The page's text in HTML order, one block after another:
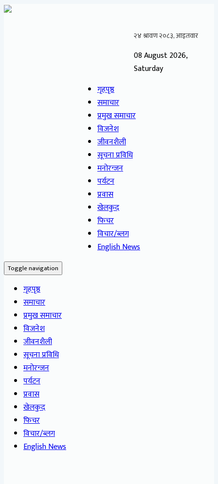
08 August 2026,
Saturday
गृहपृष्ठ
समाचार
प्रमुख समाचार
विजनेश
जीवनशैली
सूचना प्रविधि
मनोरन्जन
पर्यटन
प्रवास
खेलकुद
फिचर
विचार/ब्लग
English News
Toggle navigation
गृहपृष्ठ
समाचार
प्रमुख समाचार
विजनेश
जीवनशैली
सूचना प्रविधि
मनोरन्जन
पर्यटन
प्रवास
खेलकुद
फिचर
विचार/ब्लग
English News